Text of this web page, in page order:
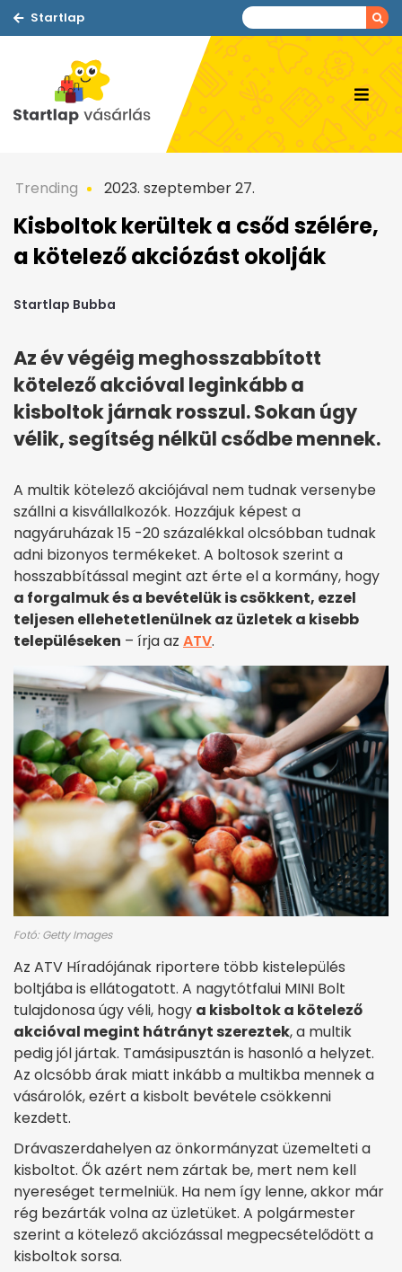
Startlap
Trending 2023. szeptember 27.
Kisboltok kerültek a csőd szélére,
a kötelező akciózást okolják
Startlap Bubba
Az év végéig meghosszabbított
kötelező akcióval leginkább a
kisboltok járnak rosszul. Sokan úgy
vélik, segítség nélkül csődbe mennek.
A multik kötelező akciójával nem tudnak versenybe
szállni a kisvállalkozók. Hozzájuk képest a
nagyáruházak 15 -20 százalékkal olcsóbban tudnak
adni bizonyos termékeket. A boltosok szerint a
hosszabbítással megint azt érte el a kormány, hogy
a forgalmuk és a bevételük is csökkent, ezzel
teljesen ellehetetlenülnek az üzletek a kisebb
településeken – írja az ATV.
Fotó: Getty Images
Az ATV Híradójának riportere több kistelepülés
boltjába is ellátogatott. A nagytótfalui MINI Bolt
tulajdonosa úgy véli, hogy a kisboltok a kötelező
akcióval megint hátrányt szereztek, a multik
pedig jól jártak. Tamásipusztán is hasonló a helyzet.
Az olcsóbb árak miatt inkább a multikba mennek a
vásárolók, ezért a kisbolt bevétele csökkenni
kezdett.
Drávaszerdahelyen az önkormányzat üzemelteti a
kisboltot. Ők azért nem zártak be, mert nem kell
nyereséget termelniük. Ha nem így lenne, akkor már
rég bezárták volna az üzletüket. A polgármester
szerint a kötelező akciózással megpecsételődött a
kisboltok sorsa.